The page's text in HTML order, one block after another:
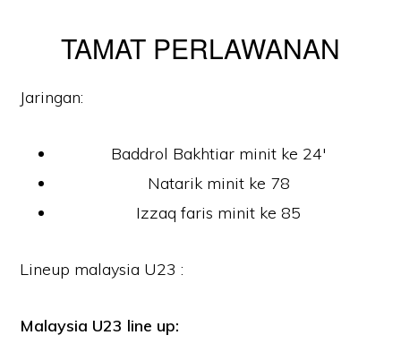
TAMAT PERLAWANAN
Jaringan:
Baddrol Bakhtiar minit ke 24′
Natarik minit ke 78
Izzaq faris minit ke 85
Lineup malaysia U23 :
Malaysia U23 line up: